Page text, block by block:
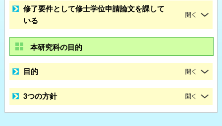
修了要件として修士学位申請論文を課して
いる
本研究科の目的
目的
3つの方針